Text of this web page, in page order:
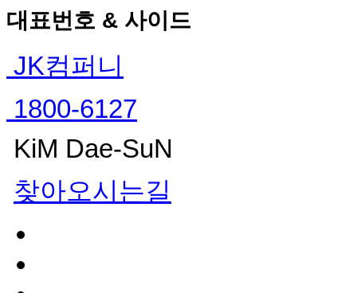
대표번호 & 사이드
JK컴퍼니
1800-6127
KiM Dae-SuN
찾아오시는길